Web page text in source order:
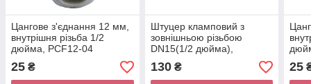
Цангове з'єднання 12 мм,
внутрішня різьба 1/2
дюйма, PCF12-04
25 ₴
Штуцер кламповий з
зовнішньою різьбою
DN15(1/2 дюйма),
(затискач 64 мм) AISI 304
130₴ 25